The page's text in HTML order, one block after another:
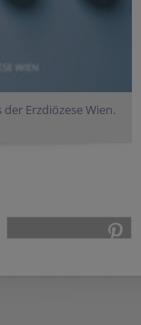
Erzdiözese Wien.